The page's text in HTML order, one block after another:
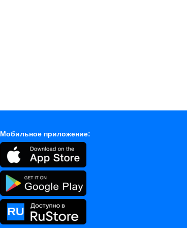
Мобильное приложение: